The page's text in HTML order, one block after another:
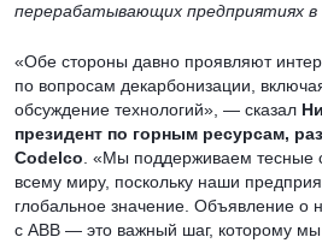
перерабатывающих предприятиях в
«Обе стороны давно проявляют
по вопросам декарбонизации,
обсуждение технологий», — сказал
президент по горным ресурсам,
Codelco . «Мы поддерживаем тесные
всему миру, поскольку наши
глобальное значение. Объявление о
с ABB — это важный шаг, которому